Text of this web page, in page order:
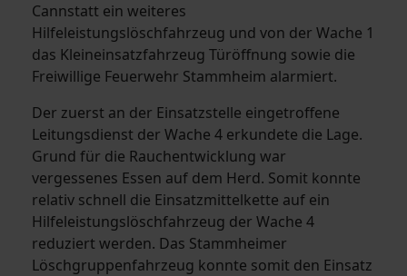
Cannstatt ein weiteres
Hilfeleistungslöschfahrzeug und von der Wache 1
das Kleineinsatzfahrzeug Türöffnung sowie die
Freiwillige Feuerwehr Stammheim alarmiert.
Der zuerst an der Einsatzstelle eingetroffene
Leitungsdienst der Wache 4 erkundete die Lage.
Grund für die Rauchentwicklung war
vergessenes Essen auf dem Herd. Somit konnte
relativ schnell die Einsatzmittelkette auf ein
Hilfeleistungslöschfahrzeug der Wache 4
reduziert werden. Das Stammheimer
Löschgruppenfahrzeug konnte somit den Einsatz